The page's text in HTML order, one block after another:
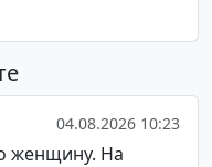
04.08.2026 10:23
женщину. На